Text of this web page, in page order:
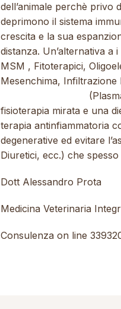
dell’animale perchè privo
deprimono il sistema
crescita e la sua
distanza. Un’alternativa a
MSM , Fitoterapici,
Mesenchima,
fisioterapia mirata e una
terapia antinfiammatoria
degenerative ed evitare
Diuretici, ecc.) che
Dott Alessandro Prota
Medicina Veterinaria
Consulenza on line